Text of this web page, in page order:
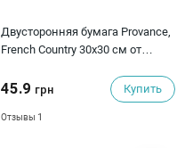
Двусторонняя бумага Provance,
French Country 30х30 см от
45.9 грн Купить
Отзывы 1